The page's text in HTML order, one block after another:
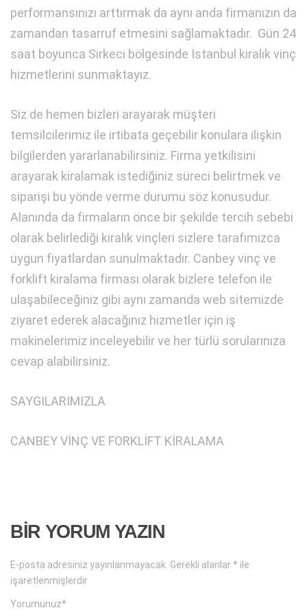
performansınızı arttırmak da aynı anda firmanızın da
zamandan tasarruf etmesini sağlamaktadır. Gün 24
saat boyunca Sirkeci bölgesinde İstanbul kiralık vinç
hizmetlerini sunmaktayız.
Siz de hemen bizleri arayarak müşteri
temsilcilerimiz ile irtibata geçebilir konulara ilişkin
bilgilerden yararlanabilirsiniz. Firma yetkilisini
arayarak kiralamak istediğiniz süreci belirtmek ve
siparişi bu yönde verme durumu söz konusudur.
Alanında da firmaların önce bir şekilde tercih sebebi
olarak belirlediği kiralık vinçleri sizlere tarafımızca
uygun fiyatlardan sunulmaktadır. Canbey vinç ve
forklift kiralama firması olarak bizlere telefon ile
ulaşabileceğiniz gibi aynı zamanda web sitemizde
ziyaret ederek alacağınız hizmetler için iş
makinelerimiz inceleyebilir ve her türlü sorularınıza
cevap alabilirsiniz.
SAYGILARIMIZLA
CANBEY VİNÇ VE FORKLİFT KİRALAMA
BIR YORUM YAZIN
E-posta adresiniz yayınlanmayacak. Gerekli alanlar* ile
işaretlenmişlerdir
Yorumunuz*